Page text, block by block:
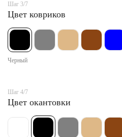
Шаг 3/7
Цвет ковриков
Черный
Шаг 4/7
Цвет окантовки